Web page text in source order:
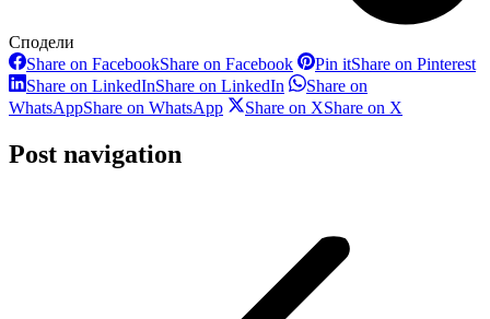
Сподели
Share on FacebookShare on Facebook Pin itShare on Pinterest
Share on LinkedInShare on LinkedIn
Share on
WhatsAppShare on WhatsApp Share on XShare on X
Post navigation